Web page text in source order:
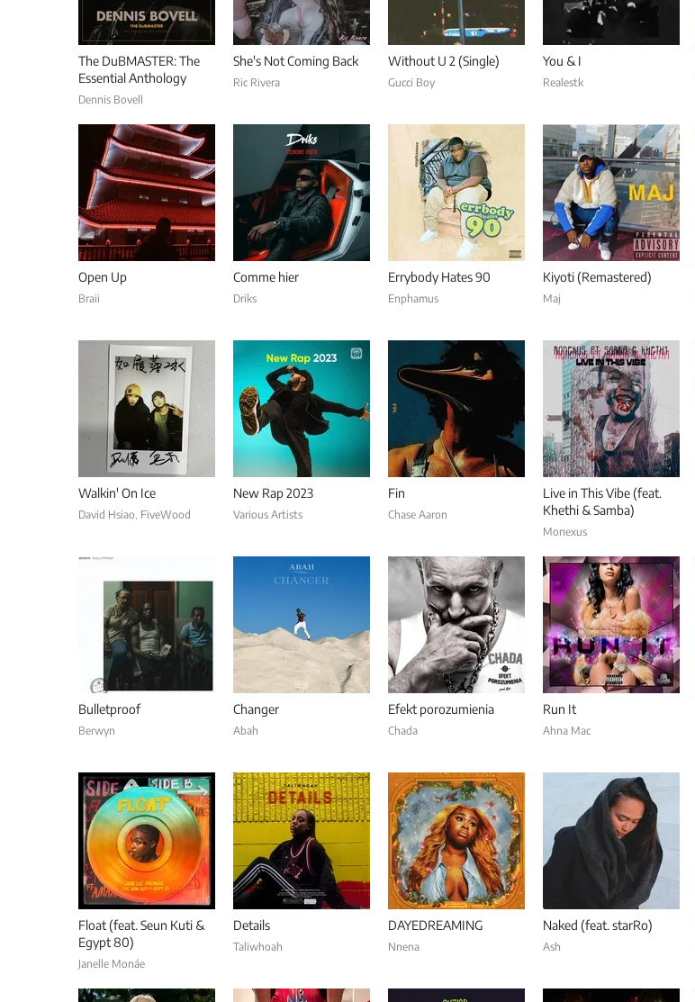
The DuBMASTER: The
Essential Anthology
Dennis Bovell
She's Not Coming Back
Ric Rivera
Without U 2 (Single)
Gucci Boy
You & I
Realestk
Open Up
Braii
Comme hier
Driks
Errybody Hates 90
Enphamus
Kiyoti (Remastered)
Maj
Walkin' On Ice
David Hsiao, FiveWood
New Rap 2023
Various Artists
Fin
Chase Aaron
Live in This Vibe (feat.
Khethi & Samba)
Monexus
Bulletproof
Berwyn
Changer
Abah
Efekt porozumienia
Chada
Run It
Ahna Mac
Float (feat. Seun Kuti &
Egypt 80)
Janelle Monáe
Details
Taliwhoah
DAYEDREAMING
Nnena
Naked (feat. starRo)
Ash